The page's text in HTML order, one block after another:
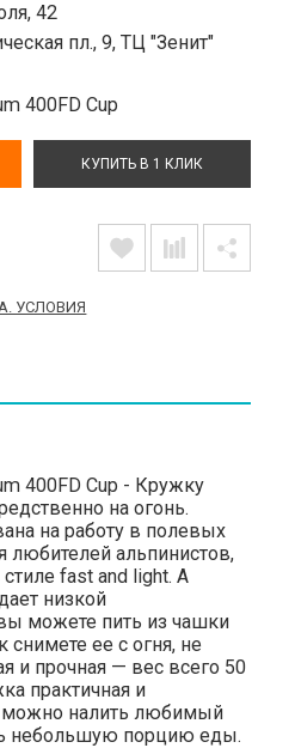
42
пл., 9, ТЦ "Зенит"
400FD Cup
КУПИТЬ В 1 КЛИК
УСЛОВИЯ
400FD Cup - Кружку
на огонь.
на работу в полевых
любителей альпинистов,
fast and light. А
низкой
можете пить из чашки
снимете ее с огня, не
и прочная — вес всего 50
практичная и
можно налить любимый
небольшую порцию еды.